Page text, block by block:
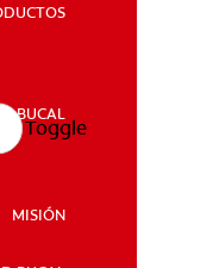
SALUD BUCAL
BUCAL
MISIÓN
Toggle